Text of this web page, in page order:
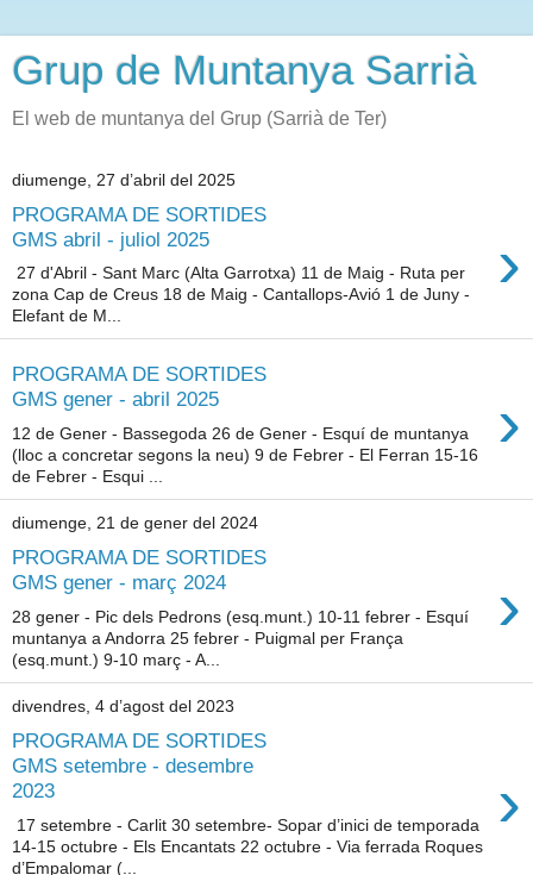
Grup de Muntanya Sarrià
El web de muntanya del Grup (Sarrià de Ter)
diumenge, 27 d’abril del 2025
PROGRAMA DE SORTIDES
GMS abril - juliol 2025
›
27 d'Abril - Sant Marc (Alta Garrotxa) 11 de Maig - Ruta per
zona Cap de Creus 18 de Maig - Cantallops-Avió 1 de Juny -
Elefant de M...
PROGRAMA DE SORTIDES
GMS gener - abril 2025
›
12 de Gener - Bassegoda 26 de Gener - Esquí de muntanya
(lloc a concretar segons la neu) 9 de Febrer - El Ferran 15-16
de Febrer - Esqui ...
diumenge, 21 de gener del 2024
PROGRAMA DE SORTIDES
GMS gener - març 2024
›
28 gener - Pic dels Pedrons (esq.munt.) 10-11 febrer - Esquí
muntanya a Andorra 25 febrer - Puigmal per França
(esq.munt.) 9-10 març - A...
divendres, 4 d’agost del 2023
PROGRAMA DE SORTIDES
GMS setembre - desembre
2023
›
17 setembre - Carlit 30 setembre- Sopar d’inici de temporada
14-15 octubre - Els Encantats 22 octubre - Via ferrada Roques
d’Empalomar (...